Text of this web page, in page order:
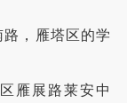
，雁塔区的学
雁展路莱安中